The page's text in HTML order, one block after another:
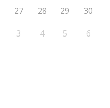
27 28 29 30
3 4 5 6